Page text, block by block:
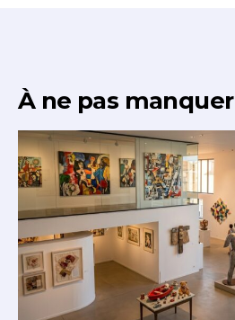
À ne pas manquer